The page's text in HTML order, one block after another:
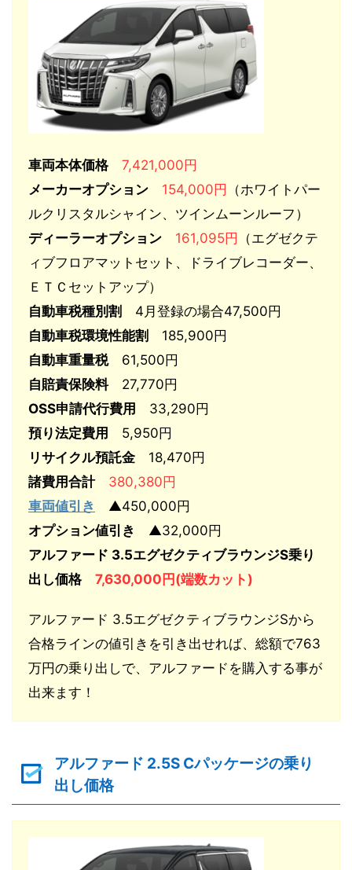
車両本体価格
7,421,000円
メーカーオプション
154,000円 （ホワイトパー
ルクリスタルシャイン、ツインムーンルーフ）
ディーラーオプション
161,095円 （エグゼクテ
ィブフロアマットセット、ドライブレコーダー、
ＥＴＣセットアップ）
自動車税種別割
4月登録の場合47,500円
自動車税環境性能割
185,900円
自動車重量税61,500円
自賠責保険料27,770円
OSS申請代行費用 33,290円
預り法定費用 5,950円
リサイクル預託金 18,470円
諸費用合計
380,380円
車両値引き
▲450,000円
オプション値引き
▲32,000円
アルファード 3.5エグゼクティブラウンジS乗り
出し価格
7,630,000円(端数カット)
アルファード 3.5エグゼクティブラウンジSから
合格ラインの値引きを引き出せれば、総額で763
万円の乗り出しで、アルファードを購入する事が
出来ます！
アルファード 2.5S Cパッケージの乗り
出し価格